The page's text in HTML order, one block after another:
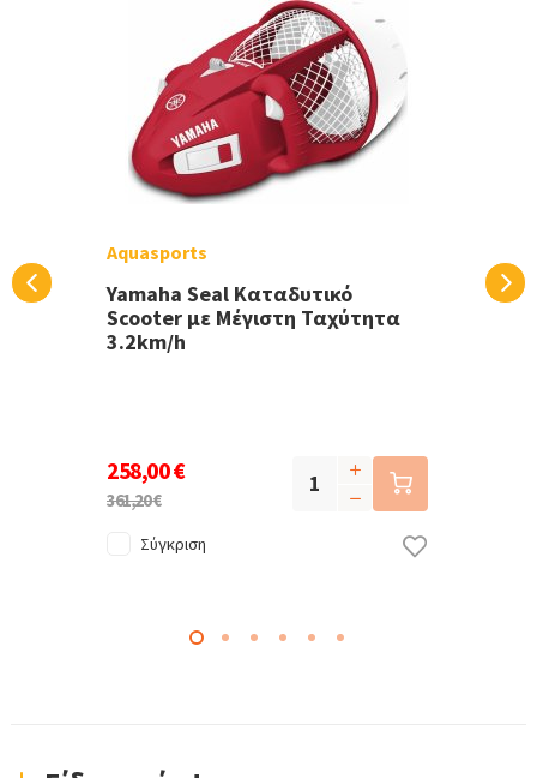
Aquasports
Yamaha Seal Καταδυτικό
Scooter με Μέγιστη Ταχύτητα
3.2km/h
258,00 €
361,20 €
Σύγκριση